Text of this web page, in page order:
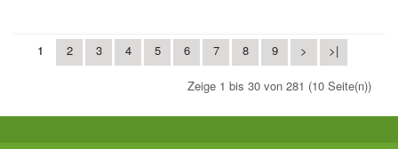
1 2 3 4 5 6 7 8 9 > >|
Zeige 1 bis 30 von 281 (10 Seite(n))